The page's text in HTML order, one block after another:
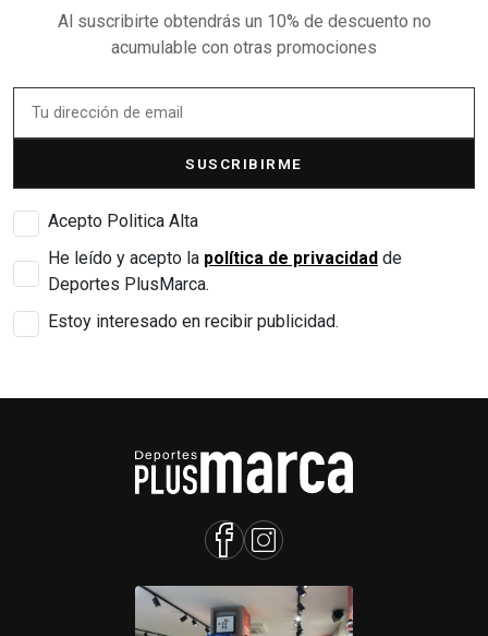
Al suscribirte obtendrás un 10% de descuento no
acumulable con otras promociones
SUSCRIBIRME
Acepto Politica Alta
He leído y acepto la política de privacidad de
Deportes PlusMarca.
Estoy interesado en recibir publicidad.